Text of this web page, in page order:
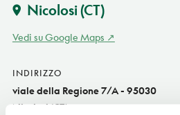
Nicolosi(CT)
Vedi su Google Maps
INDIRIZZO
viale della Regione 7/A - 95030
Nicolosi (CT)